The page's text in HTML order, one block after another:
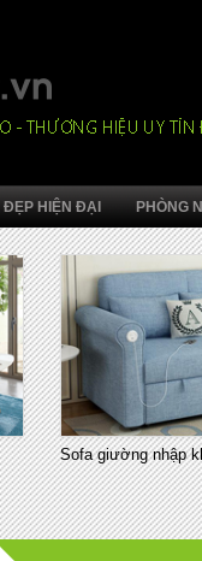
ĐẸP HIỆN ĐẠI PHÒNG
Sofa giường nhập